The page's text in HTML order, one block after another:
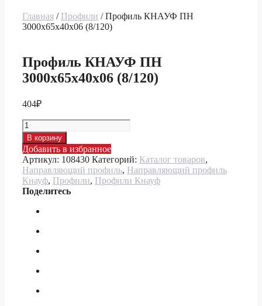
Главная / Профили / Профиль КНАУФ ПН
3000х65х40х06 (8/120)
Профиль КНАУФ ПН
3000х65х40х06 (8/120)
404₽
Количество
товара
Профиль
КНАУФ
ПН
3000х65х40х06
(8/120)
В корзину
Добавить в избранное
Артикул: 108430 Категорий: Каталог товаров,
Направляющий профиль, Направляющий профиль
Кнауф, Профили, Профили Кнауф
Поделитесь